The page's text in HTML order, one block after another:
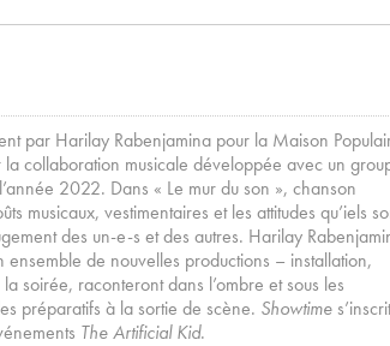
par Harilay Rabenjamina pour la Maison
la collaboration musicale développée avec un
2022. Dans « Le mur du son », chanson
musicaux, vestimentaires et les attitudes qu’iels
des un-e-s et des autres. Harilay
de nouvelles productions – installation,
soirée, raconteront dans l’ombre et sous les
préparatifs à la sortie de scène. Showtimes’inscrit
The Artificial Kid.